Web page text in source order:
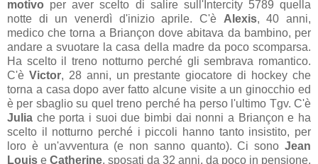
motivo per aver scelto di salire sull'Intercity 5789 quella
notte di un venerdì d'inizio aprile. C'è Alexis, 40 anni,
medico che torna a Briançon dove abitava da bambino, per
andare a svuotare la casa della madre da poco scomparsa.
Ha scelto il treno notturno perché gli sembrava romantico.
C'è Victor, 28 anni, un prestante giocatore di hockey che
torna a casa dopo aver fatto alcune visite a un ginocchio ed
è per sbaglio su quel treno perché ha perso l'ultimo Tgv. C'è
Julia che porta i suoi due bimbi dai nonni a Briançon e ha
scelto il notturno perché i piccoli hanno tanto insistito, per
loro è un'avventura (e non sanno quanto). Ci sono Jean
Louis e Catherine, sposati da 32 anni, da poco in pensione,